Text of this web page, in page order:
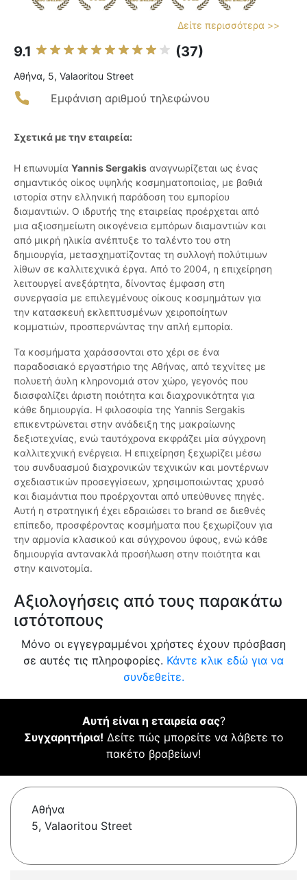
Δείτε περισσότερα >>
9.1 (37)
Αθήνα, 5, Valaoritou Street
Εμφάνιση αριθμού τηλεφώνου
Σχετικά με την εταιρεία:
Η επωνυμία Yannis Sergakis αναγνωρίζεται ως ένας
σημαντικός οίκος υψηλής κοσμηματοποιίας, με βαθιά
ιστορία στην ελληνική παράδοση του εμπορίου
διαμαντιών. Ο ιδρυτής της εταιρείας προέρχεται από
μια αξιοσημείωτη οικογένεια εμπόρων διαμαντιών και
από μικρή ηλικία ανέπτυξε το ταλέντο του στη
δημιουργία, μετασχηματίζοντας τη συλλογή πολύτιμων
λίθων σε καλλιτεχνικά έργα. Από το 2004, η επιχείρηση
λειτουργεί ανεξάρτητα, δίνοντας έμφαση στη
συνεργασία με επιλεγμένους οίκους κοσμημάτων για
την κατασκευή εκλεπτυσμένων χειροποίητων
κομματιών, προσπερνώντας την απλή εμπορία.
Τα κοσμήματα χαράσσονται στο χέρι σε ένα
παραδοσιακό εργαστήριο της Αθήνας, από τεχνίτες με
πολυετή άυλη κληρονομιά στον χώρο, γεγονός που
διασφαλίζει άριστη ποιότητα και διαχρονικότητα για
κάθε δημιουργία. Η φιλοσοφία της Yannis Sergakis
επικεντρώνεται στην ανάδειξη της μακραίωνης
δεξιοτεχνίας, ενώ ταυτόχρονα εκφράζει μία σύγχρονη
καλλιτεχνική ενέργεια. Η επιχείρηση ξεχωρίζει μέσω
του συνδυασμού διαχρονικών τεχνικών και μοντέρνων
σχεδιαστικών προσεγγίσεων, χρησιμοποιώντας χρυσό
και διαμάντια που προέρχονται από υπεύθυνες πηγές.
Αυτή η στρατηγική έχει εδραιώσει το brand σε διεθνές
επίπεδο, προσφέροντας κοσμήματα που ξεχωρίζουν για
την αρμονία κλασικού και σύγχρονου ύφους, ενώ κάθε
δημιουργία αντανακλά προσήλωση στην ποιότητα και
στην καινοτομία.
Αξιολογήσεις από τους παρακάτω
ιστότοπους
Μόνο οι εγγεγραμμένοι χρήστες έχουν πρόσβαση
σε αυτές τις πληροφορίες. Κάντε κλικ εδώ για να
συνδεθείτε.
Αυτή είναι η εταιρεία σας?
Συγχαρητήρια! Δείτε πώς μπορείτε να λάβετε το
πακέτο βραβείων!
Αθήνα
5, Valaoritou Street